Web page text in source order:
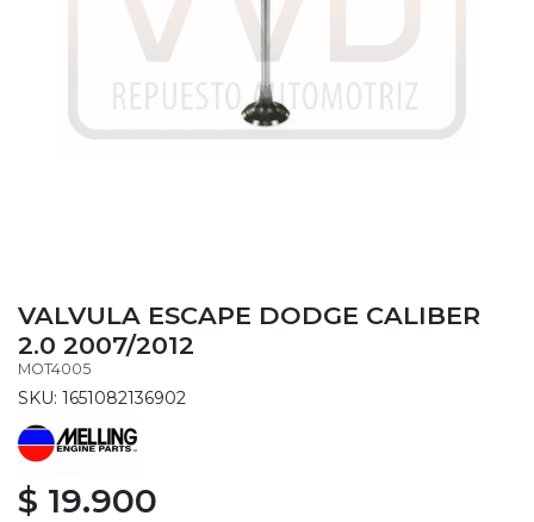
VALVULA ESCAPE DODGE CALIBER
2.0 2007/2012
MOT4005
SKU: 1651082136902
$ 19.900